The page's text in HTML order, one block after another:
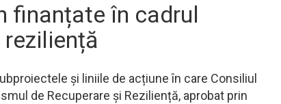
finanțate în cadrul
și liniile de acțiune în care Consiliul
de Recuperare și Reziliență, aprobat prin